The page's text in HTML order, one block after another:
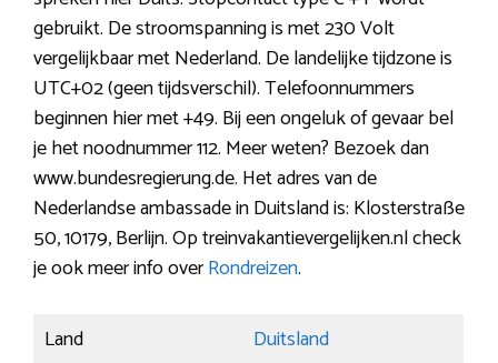
gebruikt. De stroomspanning is met 230 Volt
vergelijkbaar met Nederland. De landelijke tijdzone is
UTC+02 (geen tijdsverschil). Telefoonnummers
beginnen hier met +49. Bij een ongeluk of gevaar bel
je het noodnummer 112. Meer weten? Bezoek dan
www.bundesregierung.de. Het adres van de
Nederlandse ambassade in Duitsland is: Klosterstraße
50, 10179, Berlijn. Op treinvakantievergelijken.nl check
je ook meer info overRondreizen.
Land
Duitsland